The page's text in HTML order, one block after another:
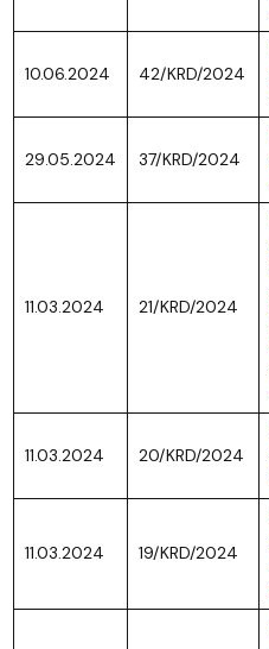
10.06.2024 42/KRD/2024
29.05.2024 37/KRD/2024
11.03.2024 21/KRD/2024
11.03.2024 20/KRD/2024
11.03.2024 19/KRD/2024